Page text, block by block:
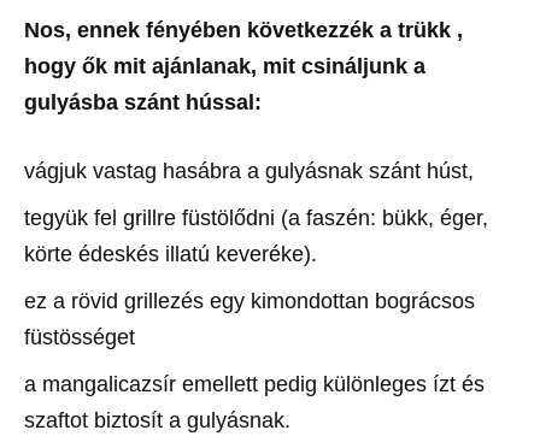
Nos, ennek fényében következzék a trükk ,
hogy ők mit ajánlanak, mit csináljunk a
gulyásba szánt hússal:
vágjuk vastag hasábra a gulyásnak szánt húst,
tegyük fel grillre füstölődni (a faszén: bükk, éger,
körte édeskés illatú keveréke).
ez a rövid grillezés egy kimondottan bográcsos
füstösséget
a mangalicazsír emellett pedig különleges ízt és
szaftot biztosít a gulyásnak.